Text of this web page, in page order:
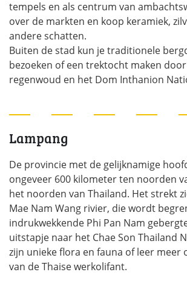
tempels en als centrum van
over de markten en koop keramiek,
andere schatten.
Buiten de stad kun je traditionele
bezoeken of een trektocht maken
regenwoud en het Dom Inthanion
Lampang
De provincie met de gelijknamige
ongeveer 600 kilometer ten noorden
het noorden van Thailand. Het strekt
Mae Nam Wang rivier, die wordt
indrukwekkende Phi Pan Nam
uitstapje naar het Chae Son Thailand
zijn unieke flora en fauna of leer meer
van de Thaise werkolifant.